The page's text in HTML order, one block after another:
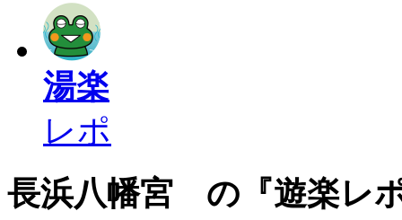
湯楽
レポ
長浜八幡宮 の『遊楽レ